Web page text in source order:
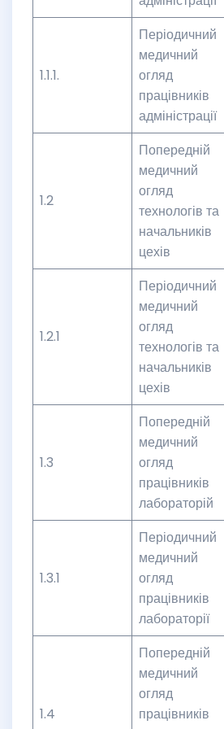
1.1.1.
Періодичний
медичний
огляд
працівників
адміністрації
1.2
Попередній
медичний
огляд
технологів та
начальників
цехів
1.2.1
Періодичний
медичний
огляд
технологів та
начальників
цехів
1.3
Попередній
медичний
огляд
працівників
лабораторій
1.3.1
Періодичний
медичний
огляд
працівників
лабораторії
1.4
Попередній
медичний
огляд
працівників